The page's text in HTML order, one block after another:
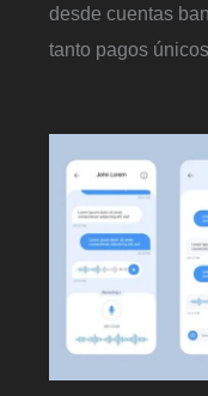
desde cuentas
tanto pagos